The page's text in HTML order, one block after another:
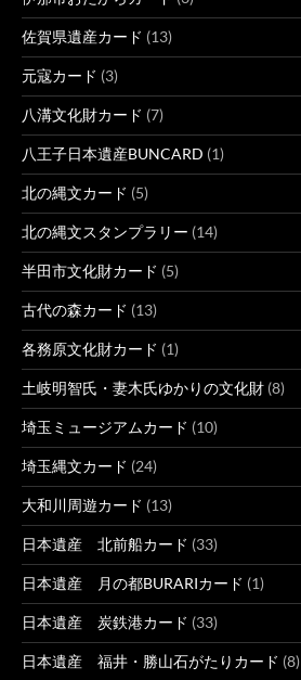
佐賀県遺産カード (13)
元寇カード (3)
八溝文化財カード (7)
八王子日本遺産BUNCARD (1)
北の縄文カード (5)
北の縄文スタンプラリー (14)
半田市文化財カード (5)
古代の森カード (13)
各務原文化財カード (1)
土岐明智氏・妻木氏ゆかりの文化財 (8)
埼玉ミュージアムカード (10)
埼玉縄文カード (24)
大和川周遊カード (13)
日本遺産 北前船カード (33)
日本遺産 月の都BURARIカード (1)
日本遺産 炭鉄港カード (33)
日本遺産 福井・勝山石がたりカード (8)